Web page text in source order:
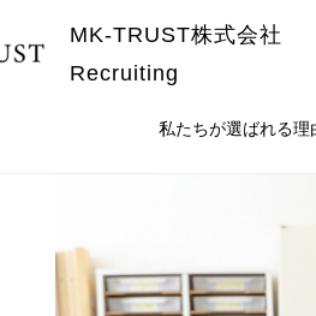
MK-TRUST株式会社
Recruiting
私たちが選ばれる理